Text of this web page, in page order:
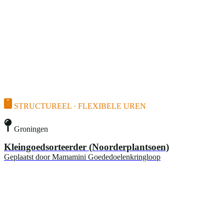
STRUCTUREEL · FLEXIBELE UREN
Groningen
Kleingoedsorteerder (Noorderplantsoen)
Geplaatst door Mamamini Goededoelenkringloop